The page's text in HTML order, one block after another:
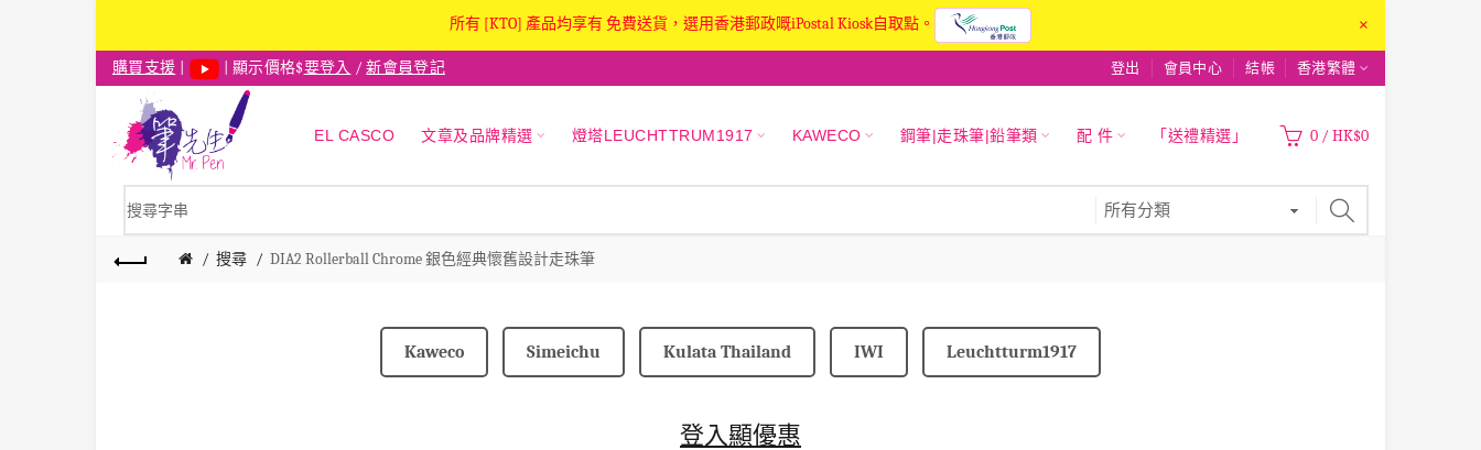
所有 [KTO] 產品均享有 免費送貨，選用香港郵政嘅iPostal Kiosk自取點。 ×
購買支援 | 顯示價格$要登入 /新會員登記 登出 會員中心 結帳 香港繁體
EL CASCO 文章及品牌精選 燈塔LEUCHTTRUM1917 KAWECO 鋼筆|走珠筆|鉛筆類 配 件 「送禮精選」 0 / HK$0
搜尋 DIA2 Rollerball Chrome 銀色經典懷舊設計走珠筆
Kaweco Simeichu Kulata Thailand IWI Leuchtturm1917
登入顯優惠